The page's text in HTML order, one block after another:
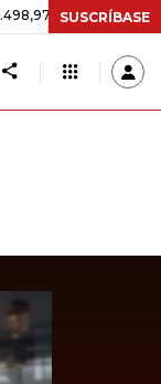
+$ 8.753,81 +2,19%
SUSCRÍBASE